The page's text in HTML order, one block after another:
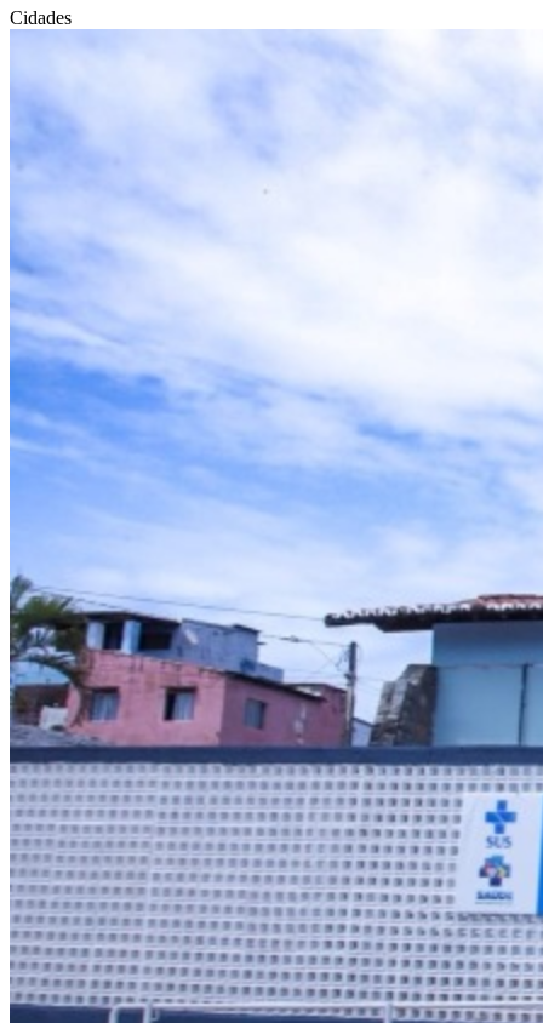
Cidades